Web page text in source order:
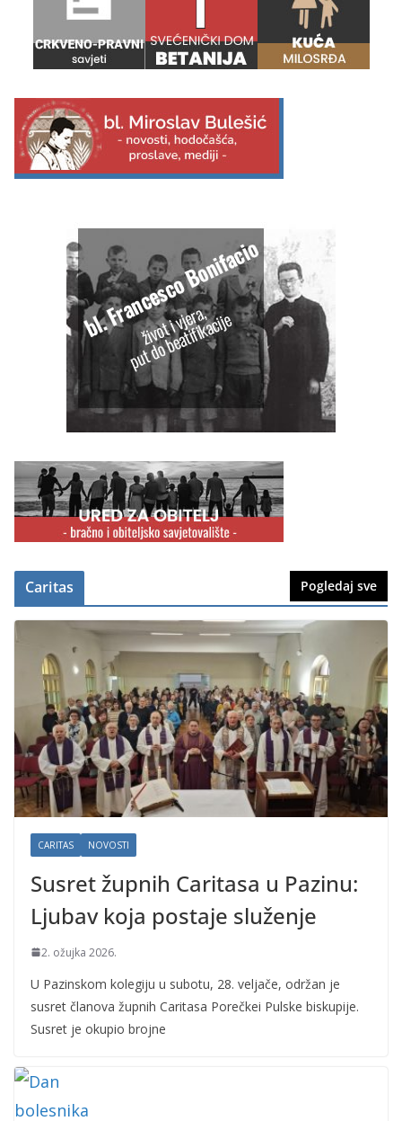
Caritas Pogledaj sve
CARITAS NOVOSTI
Susret župnih Caritasa u Pazinu:
Ljubav koja postaje služenje
2. ožujka 2026.
U Pazinskom kolegiju u subotu, 28. veljače, održan je
susret članova župnih Caritasa Porečkei Pulske biskupije.
Susret je okupio brojne